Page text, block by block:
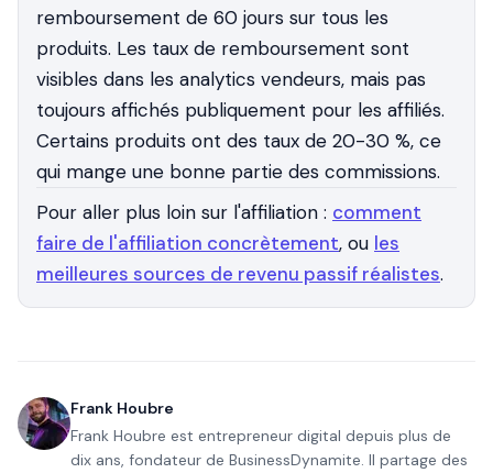
remboursement de 60 jours sur tous les
produits. Les taux de remboursement sont
visibles dans les analytics vendeurs, mais pas
toujours affichés publiquement pour les affiliés.
Certains produits ont des taux de 20-30 %, ce
qui mange une bonne partie des commissions.
Pour aller plus loin sur l'affiliation : comment
faire de l'affiliation concrètement, ou les
meilleures sources de revenu passif réalistes.
Frank Houbre
Frank Houbre est entrepreneur digital depuis plus de
dix ans, fondateur de BusinessDynamite. Il partage des